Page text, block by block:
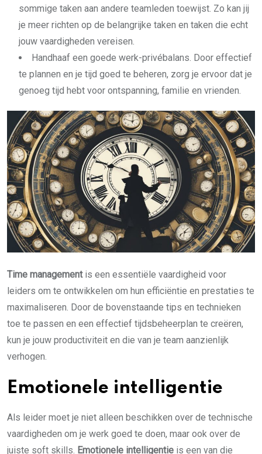
sommige taken aan andere teamleden toewijst. Zo kan jij
je meer richten op de belangrijke taken en taken die echt
jouw vaardigheden vereisen.
Handhaaf een goede werk-privébalans. Door effectief
te plannen en je tijd goed te beheren, zorg je ervoor dat je
genoeg tijd hebt voor ontspanning, familie en vrienden.
Time managementis een essentiële vaardigheid voor
leiders om te ontwikkelen om hun efficiëntie en prestaties te
maximaliseren. Door de bovenstaande tips en technieken
toe te passen en een effectief tijdsbeheerplan te creëren,
kun je jouw productiviteit en die van je team aanzienlijk
verhogen.
Emotionele intelligentie
Als leider moet je niet alleen beschikken over de technische
vaardigheden om je werk goed te doen, maar ook over de
juiste soft skills. Emotionele intelligentie is een van die